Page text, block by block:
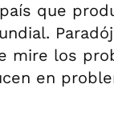
que
mire los
en